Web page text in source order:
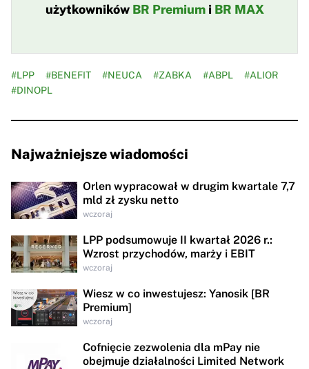
użytkowników BR Premiumi BR MAX
#LPP #BENEFIT #NEUCA #ZABKA #ABPL
#ALIOR
#DINOPL
Najważniejsze wiadomości
Orlen wypracował w drugim kwartale 7,7
mld zł zysku netto
wczoraj
LPP podsumowuje II kwartał 2026 r.:
Wzrost przychodów, marży i EBIT
wczoraj
Wiesz w co inwestujesz: Yanosik [BR
Premium]
wczoraj
Cofnięcie zezwolenia dla mPay nie
obejmuje działalności Limited Network